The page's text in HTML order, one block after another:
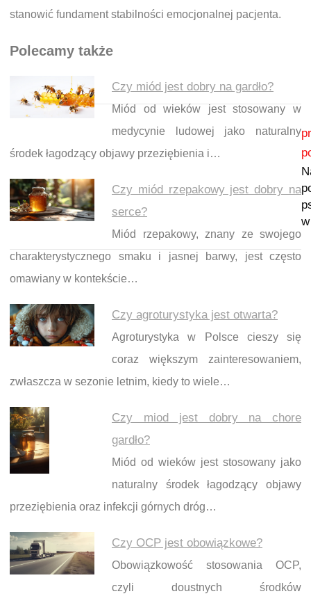
stanowić fundament stabilności emocjonalnej pacjenta.
Polecamy także
Czy miód jest dobry na gardło?
Miód od wieków jest stosowany w
medycynie ludowej jako naturalny
środek łagodzący objawy przeziębienia i…
Czy miód rzepakowy jest dobry na
serce?
Miód rzepakowy, znany ze swojego
charakterystycznego smaku i jasnej barwy, jest często
omawiany w kontekście…
Czy agroturystyka jest otwarta?
Agroturystyka w Polsce cieszy się
coraz większym zainteresowaniem,
zwłaszcza w sezonie letnim, kiedy to wiele…
Czy miod jest dobry na chore
gardło?
Miód od wieków jest stosowany jako
naturalny środek łagodzący objawy
przeziębienia oraz infekcji górnych dróg…
Czy OCP jest obowiązkowe?
Obowiązkowość stosowania OCP,
czyli doustnych środków
Nawigacja wpisu